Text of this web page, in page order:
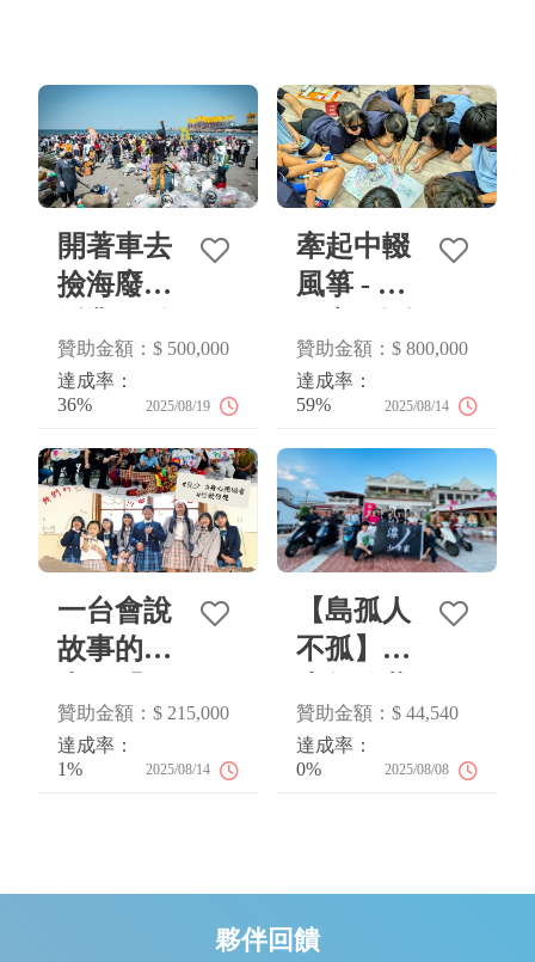
開著車去
撿海廢：
車上路！
贊助金額：$ 500,000
達成率：
36%
2025/08/19
牽起中輟
風箏 - 學
線
贊助金額：$ 800,000
達成率：
59%
2025/08/14
一台會說
故事的
送」每個
渴望被聽
贊助金額：$ 215,000
達成率：
1%
2025/08/14
【島孤人
不孤】為
想裝上輪
胎
贊助金額：$ 44,540
達成率：
0%
2025/08/08
夥伴回饋